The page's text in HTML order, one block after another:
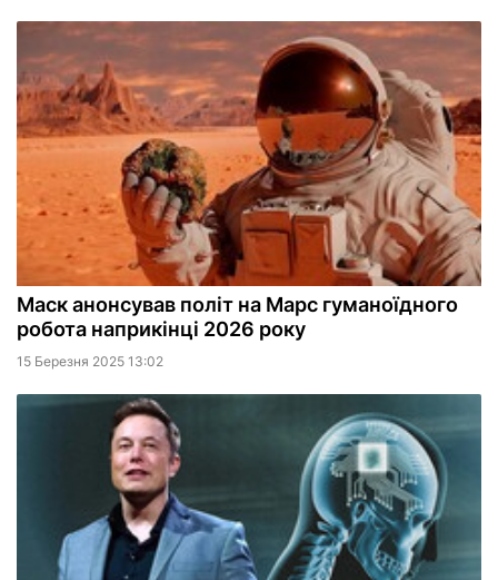
Маск анонсував політ на Марс гуманоїдного
робота наприкінці 2026 року
15 Березня 2025 13:02